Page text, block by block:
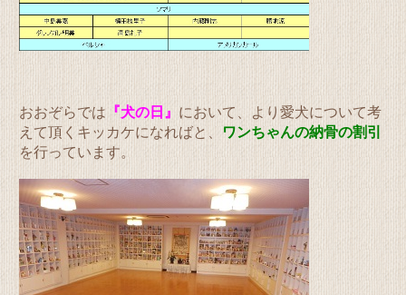
おおぞらでは 『犬の日』 において、より愛犬について考
えて頂くキッカケになればと、
ワンちゃんの納骨の割引
を行っています。